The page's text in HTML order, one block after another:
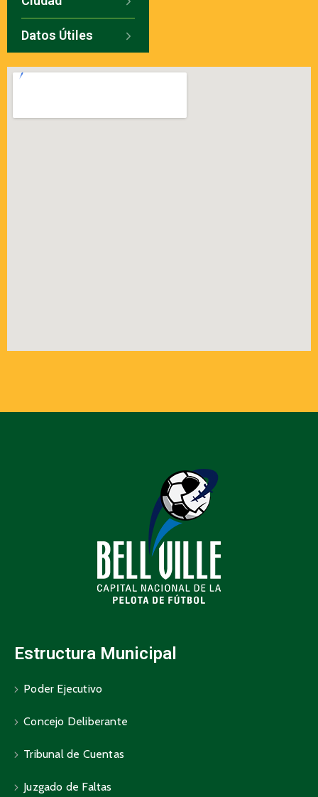
Datos Útiles
Estructura Municipal
Poder Ejecutivo
Concejo Deliberante
Tribunal de Cuentas
Juzgado de Faltas